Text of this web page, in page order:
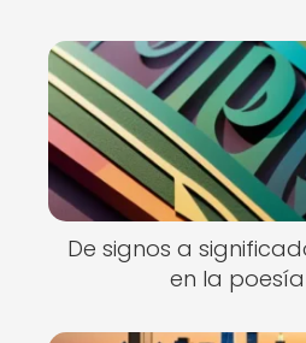
De signos a
en la